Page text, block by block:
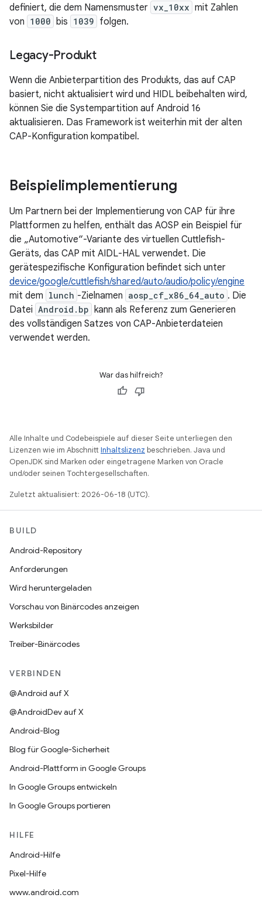
definiert, die dem Namensmuster vx_10xx mit Zahlen
von 1000 bis 1039 folgen.
Legacy-Produkt
Wenn die Anbieterpartition des Produkts, das auf CAP
basiert, nicht aktualisiert wird und HIDL beibehalten wird,
können Sie die Systempartition auf Android 16
aktualisieren. Das Framework ist weiterhin mit der alten
CAP-Konfiguration kompatibel.
Beispielimplementierung
Um Partnern bei der Implementierung von CAP für ihre
Plattformen zu helfen, enthält das AOSP ein Beispiel für
die „Automotive“-Variante des virtuellen Cuttlefish-
Geräts, das CAP mit AIDL-HAL verwendet. Die
gerätespezifische Konfiguration befindet sich unter
device/google/cuttlefish/shared/auto/audio/policy/engine
mit dem lunch -Zielnamen aosp_cf_x86_64_auto . Die
Datei Android.bp kann als Referenz zum Generieren
des vollständigen Satzes von CAP-Anbieterdateien
verwendet werden.
War das hilfreich?
Alle Inhalte und Codebeispiele auf dieser Seite unterliegen den
Lizenzen wie im AbschnittInhaltslizenz beschrieben. Java und
OpenJDK sind Marken oder eingetragene Marken von Oracle
und/oder seinen Tochtergesellschaften.
Zuletzt aktualisiert: 2026-06-18 (UTC).
BUILD
Android-Repository
Anforderungen
Wird heruntergeladen
Vorschau von Binärcodes anzeigen
Werksbilder
Treiber-Binärcodes
VERBINDEN
@Android auf X
@AndroidDev auf X
Android-Blog
Blog für Google-Sicherheit
Android-Plattform in Google Groups
In Google Groups entwickeln
In Google Groups portieren
HILFE
Android-Hilfe
Pixel-Hilfe
www.android.com